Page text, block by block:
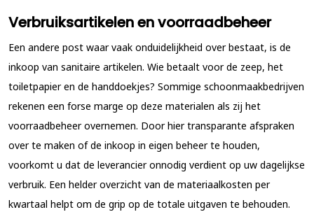
Verbruiksartikelen en voorraadbeheer
Een andere post waar vaak onduidelijkheid over bestaat, is de
inkoop van sanitaire artikelen. Wie betaalt voor de zeep, het
toiletpapier en de handdoekjes? Sommige schoonmaakbedrijven
rekenen een forse marge op deze materialen als zij het
voorraadbeheer overnemen. Door hier transparante afspraken
over te maken of de inkoop in eigen beheer te houden,
voorkomt u dat de leverancier onnodig verdient op uw dagelijkse
verbruik. Een helder overzicht van de materiaalkosten per
kwartaal helpt om de grip op de totale uitgaven te behouden.